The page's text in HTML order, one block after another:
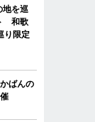
地を巡
和歌
り限定
ばんの